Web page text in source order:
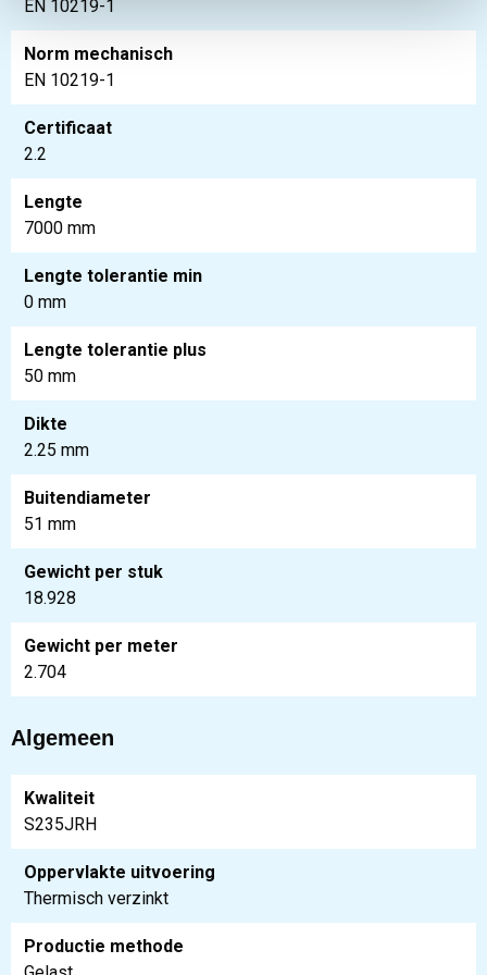
EN 10219-1
Norm mechanisch
EN 10219-1
Certificaat
2.2
Lengte
7000 mm
Lengte tolerantie min
0 mm
Lengte tolerantie plus
50 mm
Dikte
2.25 mm
Buitendiameter
51 mm
Gewicht per stuk
18.928
Gewicht per meter
2.704
Algemeen
Kwaliteit
S235JRH
Oppervlakte uitvoering
Thermisch verzinkt
Productie methode